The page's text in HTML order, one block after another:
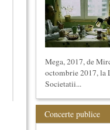
Mega, 2017, de
octombrie 2017, la
Societatii...
Concerte publice